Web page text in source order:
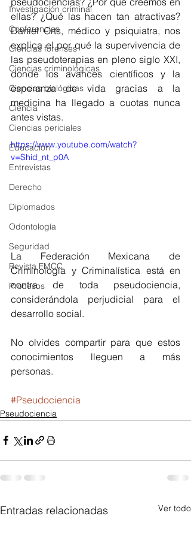
Investigación criminal
Conferencias
Ciencias forenses
Ciencias criminológicas
Ciencias biológicas
Ciencia
Ciencias periciales
Educación
Entrevistas
Derecho
Diplomados
Odontología
Seguridad
Revista FMCC
Procesos
ellas? ¿Qué las hacen tan atractivas?
Daniel Orts, médico y psiquiatra, nos
explica el por qué la supervivencia de
las pseudoterapias en pleno siglo XXI,
donde los avances científicos y la
esperanza de vida gracias a la
medicina ha llegado a cuotas nunca
antes vistas.
https://www.youtube.com/watch?
v=Shid_nt_p0A
La Federación Mexicana de
Criminología y Criminalística está en
contra de toda pseudociencia,
considerándola perjudicial para el
desarrollo social.
No olvides compartir para que estos
conocimientos lleguen a más
personas.
#Pseudociencia
Pseudociencia
Entradas relacionadas Ver todo